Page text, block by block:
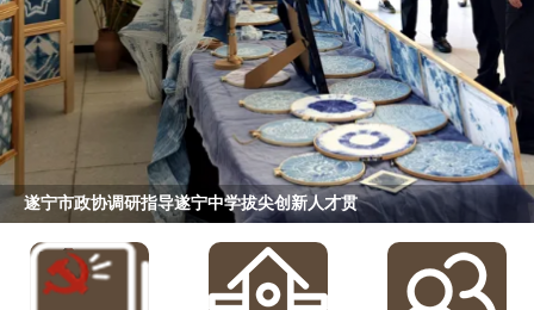
第三届音乐美食节｜当旋律遇见烟火气，遂中